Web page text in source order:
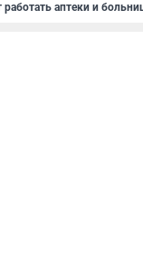
работать аптеки и